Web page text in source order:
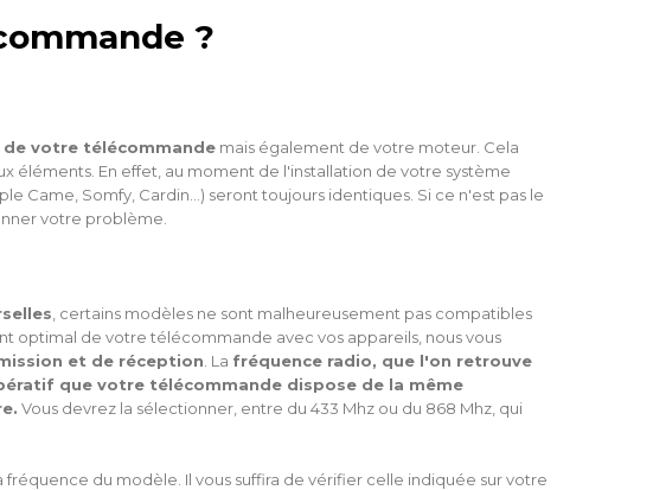
?
votre télécommande mais également de votre moteur. Cela
En effet, au moment de l'installation de votre système
Somfy, Cardin...) seront toujours identiques. Si ce n'est pas le
votre problème.
, certains modèles ne sont malheureusement pas compatibles
optimal de votre télécommande avec vos appareils, nous vous
et de réception . La fréquence radio, que l'on retrouve
que votre télécommande dispose de la même
Vous devrez la sélectionner, entre du 433 Mhz ou du 868 Mhz, qui
du modèle. Il vous suffira de vérifier celle indiquée sur votre